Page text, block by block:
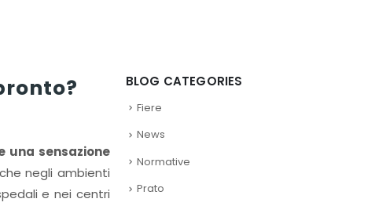
una sensazione
negli ambienti
e nei centri
BLOG CATEGORIES
Fiere
News
Normative
Prato